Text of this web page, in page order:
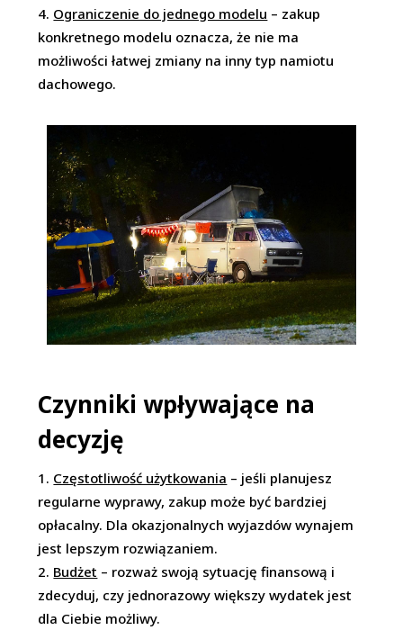
Ograniczenie do jednego modelu – zakup
konkretnego modelu oznacza, że nie ma
możliwości łatwej zmiany na inny typ namiotu
dachowego.
Czynniki wpływające na
decyzję
Częstotliwość użytkowania – jeśli planujesz
regularne wyprawy, zakup może być bardziej
opłacalny. Dla okazjonalnych wyjazdów wynajem
jest lepszym rozwiązaniem.
Budżet – rozważ swoją sytuację finansową i
zdecyduj, czy jednorazowy większy wydatek jest
dla Ciebie możliwy.